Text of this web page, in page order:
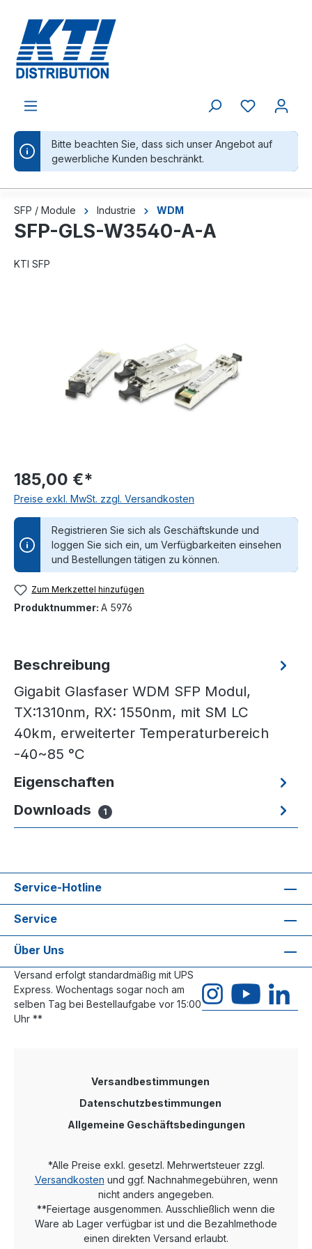
Bitte beachten Sie, dass sich unser Angebot auf
gewerbliche Kunden beschränkt.
SFP / Module Industrie WDM
SFP-GLS-W3540-A-A
KTI SFP
185,00 €*
Preise exkl. MwSt. zzgl. Versandkosten
Registrieren Sie sich als Geschäftskunde und
loggen Sie sich ein, um Verfügbarkeiten einsehen
und Bestellungen tätigen zu können.
Zum Merkzettel hinzufügen
Produktnummer: A 5976
Beschreibung
Gigabit Glasfaser WDM SFP Modul,
TX:1310nm, RX: 1550nm, mit SM LC
40km, erweiterter Temperaturbereich
-40~85 °C
Eigenschaften
Downloads
1
Service-Hotline
Service
Über Uns
Versand erfolgt standardmäßig mit UPS
Express. Wochentags sogar noch am
selben Tag bei Bestellaufgabe vor 15:00
Uhr **
Versandbestimmungen
Datenschutzbestimmungen
Allgemeine Geschäftsbedingungen
*Alle Preise exkl. gesetzl. Mehrwertsteuer zzgl.
Versandkosten und ggf. Nachnahmegebühren, wenn
nicht anders angegeben.
**Feiertage ausgenommen. Ausschließlich wenn die
Ware ab Lager verfügbar ist und die Bezahlmethode
einen direkten Versand erlaubt.